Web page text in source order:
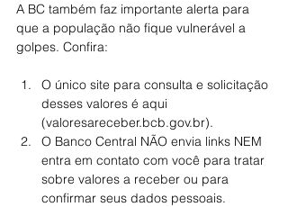
A BC também faz importante alerta para
que a população não fique vulnerável a
golpes. Confira:
O único site para consulta e solicitação
desses valores é aqui
(valoresareceber.bcb.gov.br).
O Banco Central NÃO envia links NEM
entra em contato com você para tratar
sobre valores a receber ou para
confirmar seus dados pessoais.